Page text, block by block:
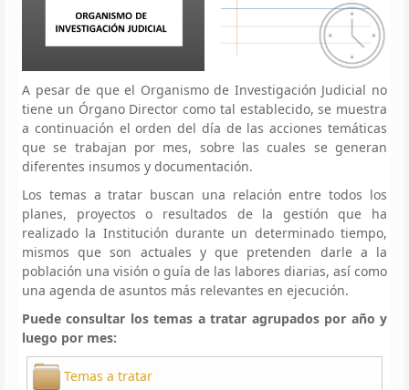
A pesar de que el Organismo de Investigación Judicial no
tiene un Órgano Director como tal establecido, se muestra
a continuación el orden del día de las acciones temáticas
que se trabajan por mes, sobre las cuales se generan
diferentes insumos y documentación.
Los temas a tratar buscan una relación entre todos los
planes, proyectos o resultados de la gestión que ha
realizado la Institución durante un determinado tiempo,
mismos que son actuales y que pretenden darle a la
población una visión o guía de las labores diarias, así como
una agenda de asuntos más relevantes en ejecución.
Puede consultar los temas a tratar agrupados por año y
luego por mes:
Temas a tratar